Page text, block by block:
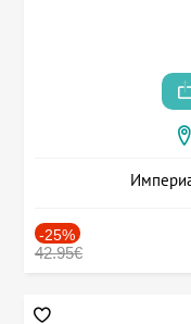
-25%
42.95€